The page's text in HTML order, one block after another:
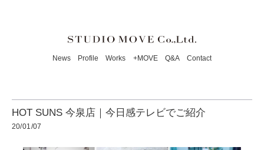
News Profile Works +MOVE Q&A Contact
HOT SUNS 今泉店｜今日感テレビでご紹介
20/01/07